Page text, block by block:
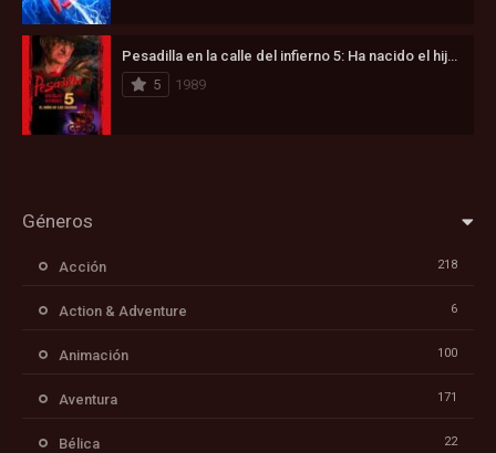
5
1989
Géneros
Acción 218
Action & Adventure 6
Animación 100
Aventura 171
Bélica 22